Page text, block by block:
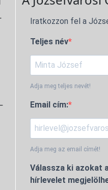
Iratkozzon fel a
Teljes név
Adja meg teljes nevét!
Email cím:
Adja meg az email címét!
Válassza ki azokat
hírlevelet